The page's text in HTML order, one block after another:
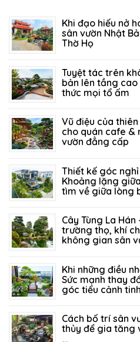
Khi đạo hiếu nở
sân vườn Nhật
Thờ Họ
Tuyệt tác trên
bản lên tầng cao
thức mọi tổ ấm
Vũ điệu của
cho quán cafe &
vườn đẳng cấp
Thiết kế góc
Khoảng lặng
tìm về giữa lòng
Cây Tùng La
trường thọ, khí
không gian sân
Khi những điều
Sức mạnh thay
góc tiểu cảnh
Cách bố trí sân
thủy để gia tăng